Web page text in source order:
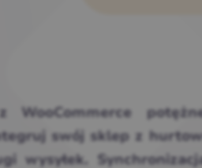
swój sklep z
wysyłek.